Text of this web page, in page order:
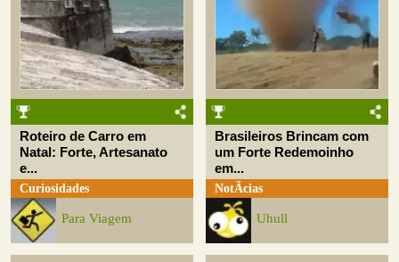
Roteiro de Carro em
Natal: Forte, Artesanato
e...
Curiosidades
Para Viagem
Brasileiros Brincam com
um Forte Redemoinho
em...
NotÃ­cias
Uhull